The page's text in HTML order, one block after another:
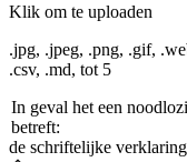
Klik om te uploaden
.jpg, .jpeg, .png, .gif,
.csv, .md, tot 5
In geval het een
betreft:
de schriftelijke verklaring